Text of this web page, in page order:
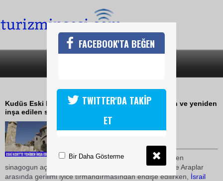
HURVA SİNAGOGU AÇILIYOR
Kudüs Eski Kent'te geçmişi 1700'lü yıllara dayanan ve yeniden
inşa edilen sinagog yarın hizmete açılıyor
15 Mart 2010 / 09:34
"Hurva Sinagogu" adıyla bilinen
sinagogun açılışının Eski Kent'te İsrailli aşırı sağcılar ve Araplar
arasında gerilimi iyice tırmandırmasından endişe edilirken, İsrail
FACEBOOK'TA BEĞEN
TWITTER'DA TAKİP
ET
Bir Daha Gösterme